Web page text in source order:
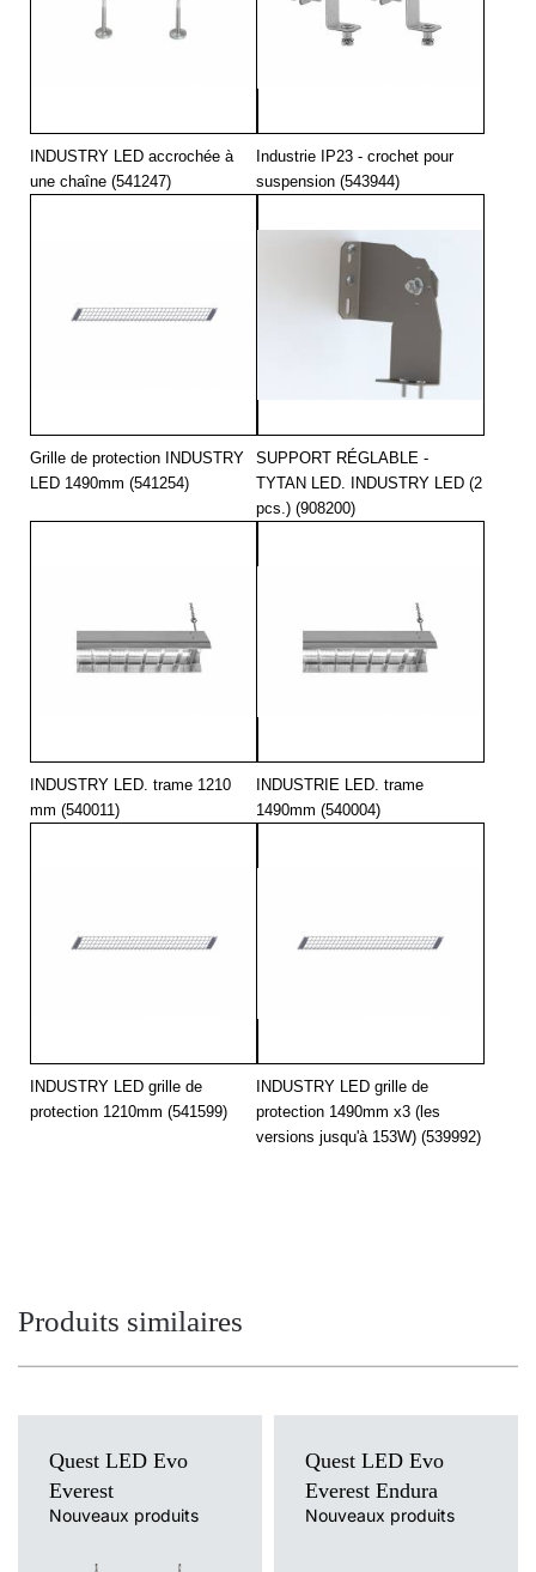
INDUSTRY LED accrochée à
une chaîne (541247)
Industrie IP23 - crochet pour
suspension (543944)
Grille de protection INDUSTRY
LED 1490mm (541254)
SUPPORT RÉGLABLE -
TYTAN LED. INDUSTRY LED (2
pcs.) (908200)
INDUSTRY LED. trame 1210
mm (540011)
INDUSTRIE LED. trame
1490mm (540004)
INDUSTRY LED grille de
protection 1210mm (541599)
INDUSTRY LED grille de
protection 1490mm x3 (les
versions jusqu'à 153W) (539992)
Produits similaires
Quest LED Evo
Everest
Nouveaux produits
Quest LED Evo
Everest Endura
Nouveaux produits